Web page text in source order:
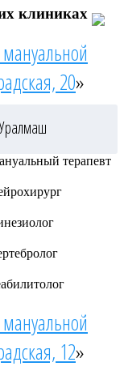
клиниках
20»
Уралмаш
терапевт
12»